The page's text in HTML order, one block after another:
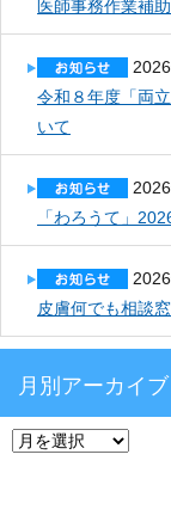
医師事務作業補
令和８年度「両
いて
「わろうて」
皮膚何でも相談
月別アーカイブ